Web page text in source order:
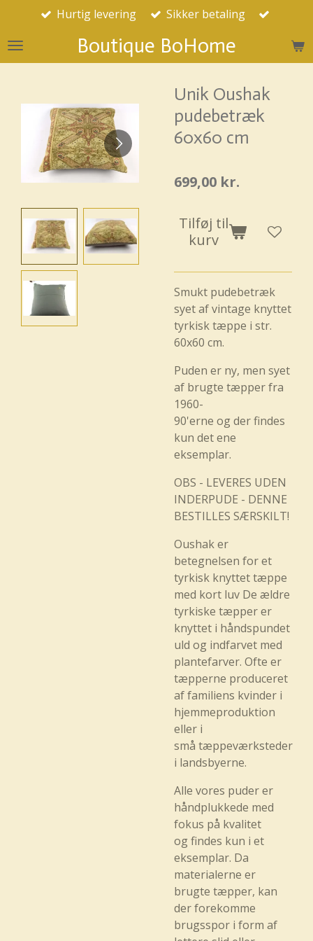
Spring
hovedindhold Boutique BoHome
Hurtig levering Sikker betaling
Unik Oushak
pudebetræk
60x60 cm
699,00 kr.
Tilføj til
kurv
Smukt pudebetræk
syet af vintage knyttet
tyrkisk tæppe i str.
60x60 cm.
Puden er ny, men syet
af brugte tæpper fra
1960-
90'erne og der findes
kun det ene
eksemplar.
OBS - LEVERES UDEN
INDERPUDE - DENNE
BESTILLES SÆRSKILT!
Oushak er
betegnelsen for et
tyrkisk knyttet tæppe
med kort luv De ældre
tyrkiske tæpper er
knyttet i håndspundet
uld og indfarvet med
plantefarver. Ofte er
tæpperne produceret
af familiens kvinder i
hjemmeproduktion
eller i
små tæppeværksteder
i landsbyerne.
Alle vores puder er
håndplukkede med
fokus på kvalitet
og findes kun i et
eksemplar. Da
materialerne er
brugte tæpper, kan
der forekomme
brugsspor i form af